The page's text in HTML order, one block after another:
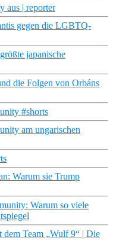
aus | reporter
gegen die LGBTQ-
japanische
die Folgen von Orbáns
#shorts
am ungarischen
Warum sie Trump
Warum so viele
Team „Wulf 9“ | Die